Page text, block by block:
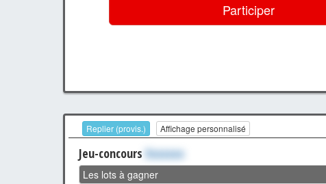
Participer
Replier (provis.) Affichage personnalisé
Jeu-concours Xxxxxxx
Les lots à gagner